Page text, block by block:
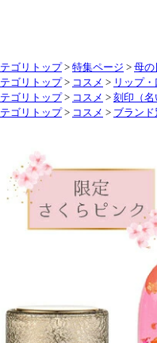
ゴリトップ > 特集ページ > 母の
ゴリトップ > コスメ > リップ・
ゴリトップ > コスメ > 刻印（
ゴリトップ > コスメ > ブランド